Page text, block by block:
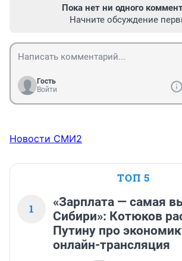
Пока нет ни одного
Начните обсуждение
Гость
Войти
Новости СМИ2
ТОП 5
1
«Зарплата — самая
Сибири»: Котюков
Путину про
онлайн-трансляция